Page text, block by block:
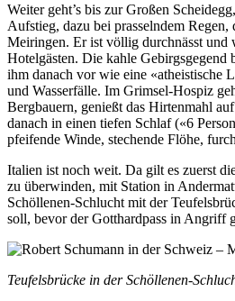
Weiter geht’s bis zur Großen
Aufstieg, dazu bei prasselndem Regen,
Meiringen. Er ist völlig durchnässt und
Hotelgästen. Die kahle Gebirgsgegend
ihm danach vor wie eine «atheistische
und Wasserfälle. Im Grimsel-Hospiz
Bergbauern, genießt das Hirtenmahl
danach in einen tiefen Schlaf («6
pfeifende Winde, stechende Flöhe,
Italien ist noch weit. Da gilt es zuerst
zu überwinden, mit Station in
Schöllenen-Schlucht mit der
soll, bevor der Gotthardpass in Angriff
Teufelsbrücke in der Schöllenen-